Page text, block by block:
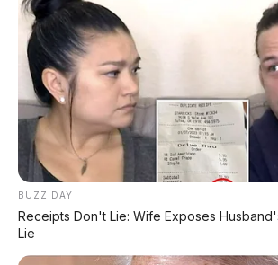
Chat Kami Sekarang
PALING BANYAKDIBACA
HP dengan Chip Snapdragon
BUZZ DAY
Receipts Don't Lie: Wife Exposes
Lie